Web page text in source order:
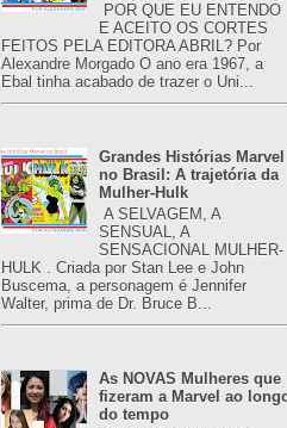
POR QUE EU ENTENDO
E ACEITO OS CORTES
FEITOS PELA EDITORA ABRIL? Por
Alexandre Morgado O ano era 1967, a
Ebal tinha acabado de trazer o Uni...
Grandes Histórias Marvel
no Brasil: A trajetória da
Mulher-Hulk
A SELVAGEM, A
SENSUAL, A
SENSACIONAL MULHER-
HULK . Criada por Stan Lee e John
Buscema, a personagem é Jennifer
Walter, prima de Dr. Bruce B...
As NOVAS Mulheres que
fizeram a Marvel ao
do tempo